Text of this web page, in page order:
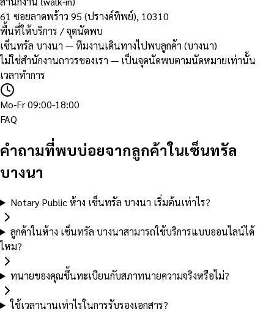
61 ซอยลาดพร้าว 95 (ปรางค์ทิพย์), 10310
พื้นที่ให้บริการ / จุดนัดพบ
เซ็นทรัล บางนา — ทีมงานเดินทางไปพบลูกค้า (บางนา)
ไม่ใช่สำนักงานถาวรของเรา — เป็นจุดนัดพบตามนัดหมายเท่านั้น
เวลาทำการ
Mo-Fr 09:00-18:00
FAQ
คำถามที่พบบ่อยจากลูกค้าในเซ็นทรัล
บางนา
Notary Public ห้าง เซ็นทรัล บางนา เริ่มต้นเท่าไร?
ลูกค้าในห้าง เซ็นทรัล บางนาสามารถใช้บริการแบบออนไลน์ได้
ไหม?
ทนายของคุณขึ้นทะเบียนกับสภาทนายความจริงหรือไม่?
ใช้เวลานานเท่าไรในการรับรองเอกสาร?